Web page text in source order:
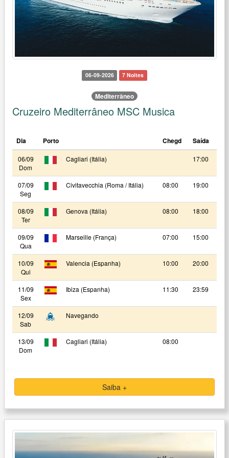
06-09-2026 7 Noites
Mediterrâneo
Cruzeiro Mediterrâneo MSC Musica
Dia Porto Chegd Saída
06/09
Dom
Cagliari (Itália) 17:00
07/09
Seg
Civitavecchia (Roma / Itália) 08:00 19:00
08/09
Ter
Genova (Itália) 08:00 18:00
09/09
Qua
Marseille (França) 07:00 15:00
10/09
Qui
Valencia (Espanha) 10:00 20:00
11/09
Sex
Ibiza (Espanha) 11:30 23:59
12/09
Sab
Navegando
13/09
Dom
Cagliari (Itália) 08:00
Saiba +